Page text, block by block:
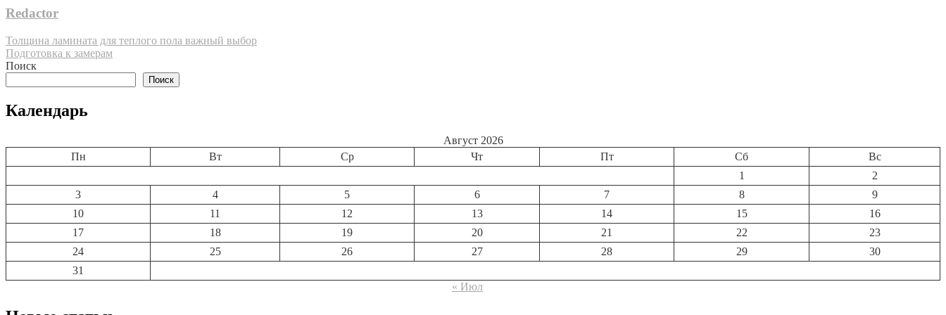
Redactor
Навигация
по
Толщина ламината для теплого пола важный выбор
Подготовка к замерам
Поиск
Поиск
Календарь
Август 2026
Пн
Вт Ср Чт Пт Сб
Вс
1
2
3
4 5 6 7 8
9
10
11 12 13 14 15
16
17
18 19 20 21 22
23
24
25 26 27 28 29
30
31
« Июл